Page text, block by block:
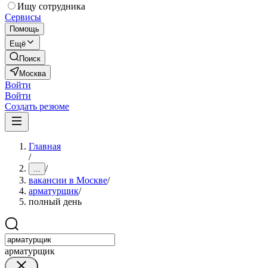
Ищу сотрудника
Сервисы
Помощь
Ещё
Поиск
Москва
Войти
Войти
Создать резюме
Главная
/
... /
вакансии в Москве/
арматурщик/
полный день
арматурщик